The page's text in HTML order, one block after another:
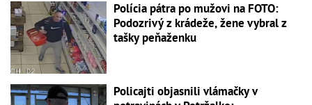
Polícia pátra po mužovi na FOTO:
Podozrivý z krádeže, žene vybral z
tašky peňaženku
Policajti objasnili vlámačky v